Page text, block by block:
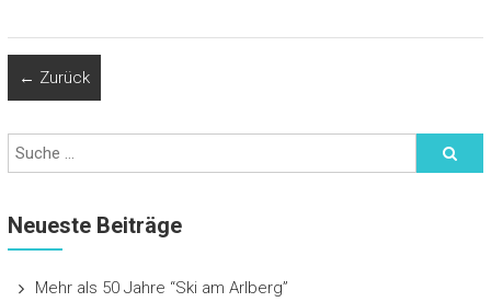
← Zurück
Neueste Beiträge
Mehr als 50 Jahre “Ski am Arlberg”